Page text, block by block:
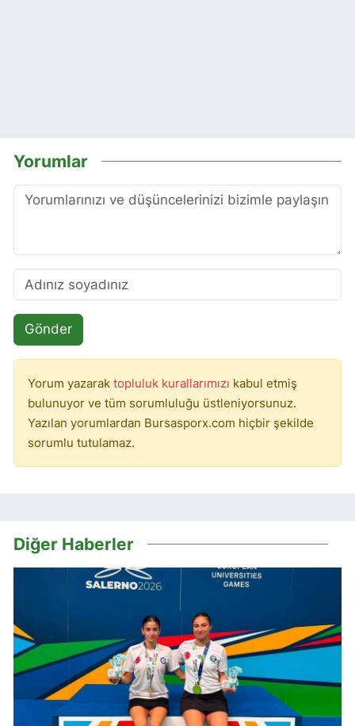
Yorumlar
Gönder
Yorum yazarak topluluk kurallarımızı kabul etmiş
bulunuyor ve tüm sorumluluğu üstleniyorsunuz.
Yazılan yorumlardan Bursasporx.com hiçbir şekilde
sorumlu tutulamaz.
Diğer Haberler